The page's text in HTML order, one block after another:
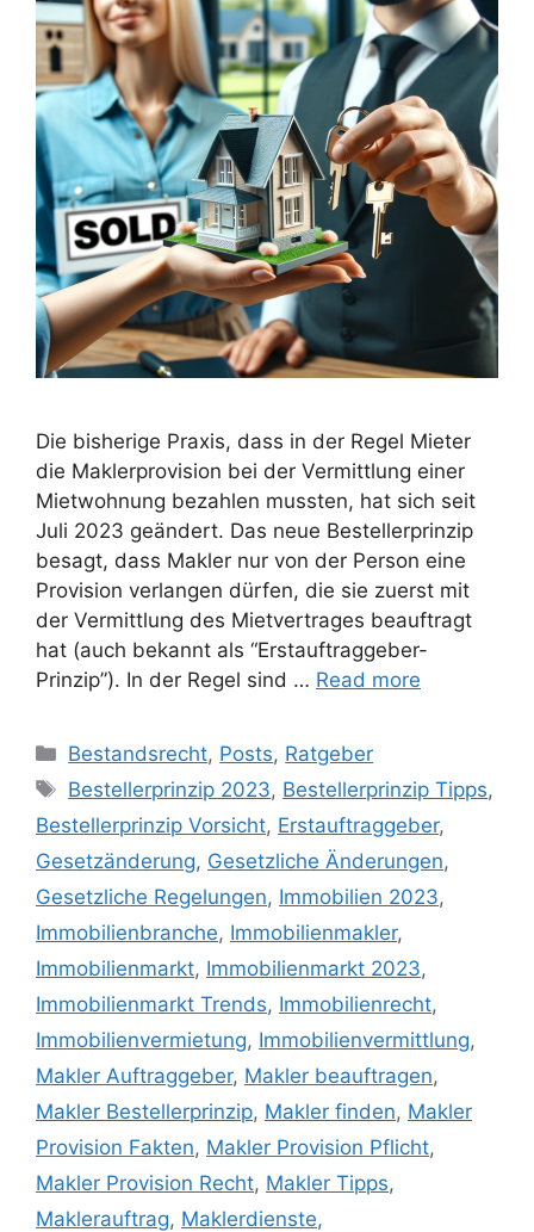
Die bisherige Praxis, dass in der Regel Mieter
die Maklerprovision bei der Vermittlung einer
Mietwohnung bezahlen mussten, hat sich seit
Juli 2023 geändert. Das neue Bestellerprinzip
besagt, dass Makler nur von der Person eine
Provision verlangen dürfen, die sie zuerst mit
der Vermittlung des Mietvertrages beauftragt
hat (auch bekannt als “Erstauftraggeber-
Prinzip”). In der Regel sind … Read more
Bestandsrecht, Posts, Ratgeber
Bestellerprinzip 2023, Bestellerprinzip Tipps,
Bestellerprinzip Vorsicht, Erstauftraggeber,
Gesetzänderung, Gesetzliche Änderungen,
Gesetzliche Regelungen, Immobilien 2023,
Immobilienbranche, Immobilienmakler,
Immobilienmarkt, Immobilienmarkt 2023,
Immobilienmarkt Trends, Immobilienrecht,
Immobilienvermietung, Immobilienvermittlung,
Makler Auftraggeber, Makler beauftragen,
Makler Bestellerprinzip, Makler finden, Makler
Provision Fakten, Makler Provision Pflicht,
Makler Provision Recht, Makler Tipps,
Maklerauftrag, Maklerdienste,